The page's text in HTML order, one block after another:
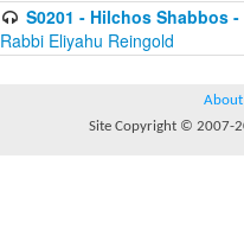
S0201 - Hilchos Shabbos
Rabbi Eliyahu Reingold
About
Site Copyright © 2007-